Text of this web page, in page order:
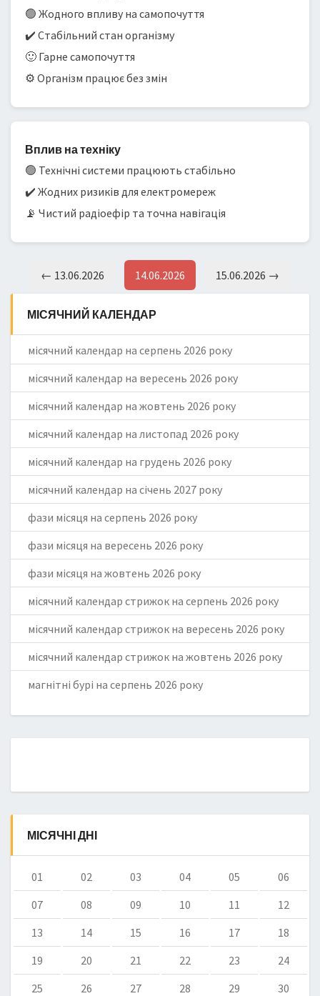
🟢 Жодного впливу на самопочуття
✔️ Стабільний стан організму
🙂 Гарне самопочуття
⚙️ Організм працює без змін
Вплив на техніку
🟢 Технічні системи працюють стабільно
✔️ Жодних ризиків для електромереж
📡 Чистий радіоефір та точна навігація
← 13.06.2026 14.06.2026 15.06.2026 →
МІСЯЧНИЙ КАЛЕНДАР
місячний календар на серпень 2026 року
місячний календар на вересень 2026 року
місячний календар на жовтень 2026 року
місячний календар на листопад 2026 року
місячний календар на грудень 2026 року
місячний календар на січень 2027 року
фази місяця на серпень 2026 року
фази місяця на вересень 2026 року
фази місяця на жовтень 2026 року
місячний календар стрижок на серпень 2026 року
місячний календар стрижок на вересень 2026 року
місячний календар стрижок на жовтень 2026 року
магнітні бурі на серпень 2026 року
МІСЯЧНІ ДНІ
01 02 03 04 05
06
07
08 09 10 11
12
13
14 15 16 17
18
19
20 21 22 23
24
25
26 27 28 29 30